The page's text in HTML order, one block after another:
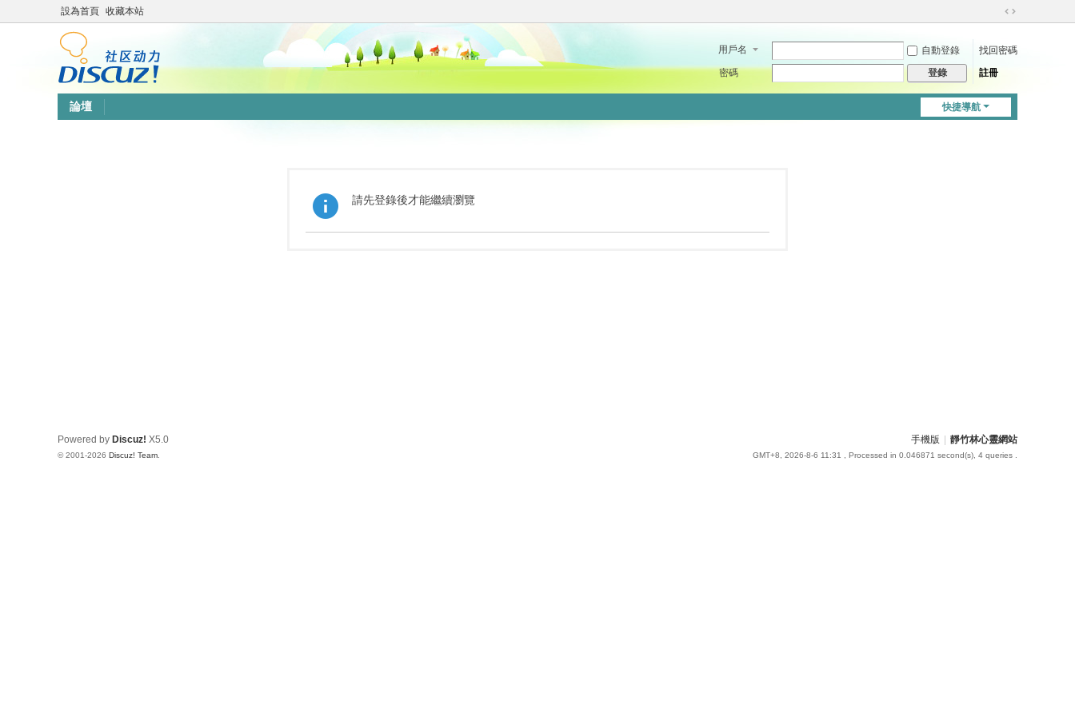
設為首頁 收藏本站
切
到
用戶名 自動登錄
找回密碼
密碼
登錄 註冊
快捷導航
論壇
請先登錄後才能繼續瀏覽
手機版 靜竹林心靈網站
GMT+8, 2026-8-6 11:31 , Processed in 0.046871 second(s), 4 queries .
Powered by Discuz! X5.0
© 2001-2026 Discuz! Team